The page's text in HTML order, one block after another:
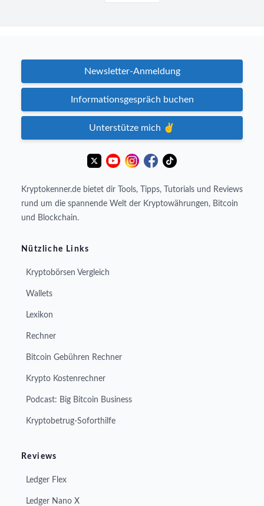
Newsletter-Anmeldung
Informationsgespräch buchen
Unterstütze mich ✌️
Kryptokenner.de bietet dir Tools, Tipps, Tutorials und Reviews
rund um die spannende Welt der Kryptowährungen, Bitcoin
und Blockchain.
Nützliche Links
Kryptobörsen Vergleich
Wallets
Lexikon
Rechner
Bitcoin Gebühren Rechner
Krypto Kostenrechner
Podcast: Big Bitcoin Business
Kryptobetrug-Soforthilfe
Reviews
Ledger Flex
Ledger Nano X